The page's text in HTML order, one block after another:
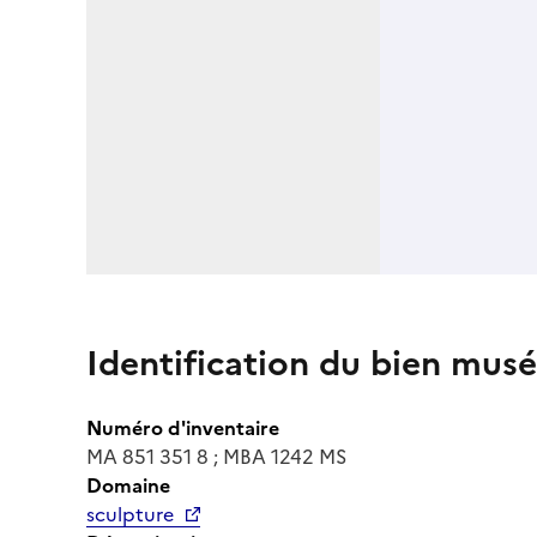
Identification du bien
Numéro d'inventaire
MA 851 351 8 ; MBA 1242 MS
Domaine
sculpture